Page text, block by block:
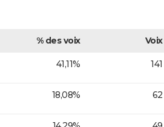
% des voix
Voix
41,11% 141
18,08% 62